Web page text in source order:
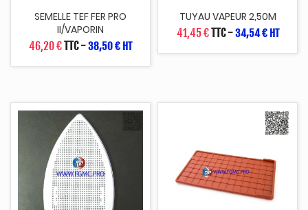
SEMELLE TEF FER PRO
II/VAPORIN
46,20 €TTC-38,50 € HT
TUYAU VAPEUR 2,50M
41,45 €TTC-34,54 € HT